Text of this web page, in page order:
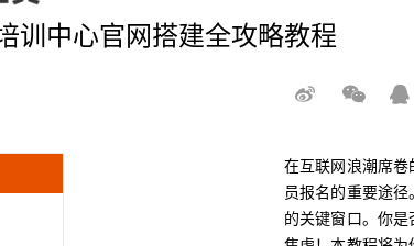
训中心官网搭建全攻略教程
在互联网浪潮席
员报名的重要途
的关键窗口。你